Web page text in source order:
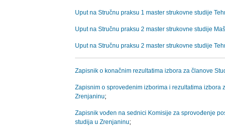
Uput na Stručnu praksu 1 master strukovne studije
Uput na Stručnu praksu 2 master strukovne studije
Uput na Stručnu praksu 2 master strukovne studije
Zapisnik o konačnim rezultatima izbora za članove
Zapisnim o sprovedenim izborima i rezultatima izbora
Zrenjaninu;
Zapisnik vođen na sednici Komisije za sprovođenje
studija u Zrenjaninu;